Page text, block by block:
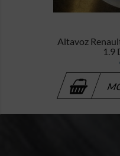
Altavoz
1.9